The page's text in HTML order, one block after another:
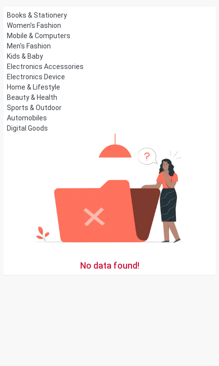
Books & Stationery
Women's Fashion
Mobile & Computers
Men's Fashion
Kids & Baby
Electronics Accessories
Electronics Device
Home & Lifestyle
Beauty & Health
Sports & Outdoor
Automobiles
Digital Goods
No data found!